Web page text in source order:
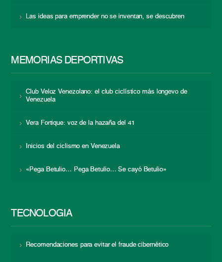
Las ideas para emprender no se inventan, se descubren
MEMORIAS DEPORTIVAS
Club Veloz Venezolano: el club ciclístico más longevo de
Venezuela
Vera Fortique: voz de la hazaña del 41
Inicios del ciclismo en Venezuela
«Pega Betulio… Pega Betulio… Se cayó Betulio»
TECNOLOGÍA
Recomendaciones para evitar el fraude cibernético